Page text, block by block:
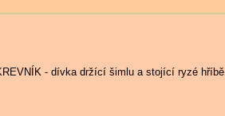
- dívka držící šimlu a stojící ryzé hříbě.